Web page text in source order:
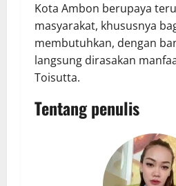
Kota Ambon berupaya
masyarakat, khususnya
membutuhkan, dengan
langsung dirasakan
Toisutta.
Tentang penulis